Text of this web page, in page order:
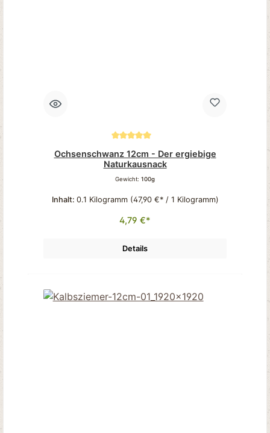
Durchschnittliche Bewertung von 5 von 5 Sternen
Ochsenschwanz 12cm - Der ergiebige
Naturkausnack
Gewicht: 100g
Inhalt: 0.1 Kilogramm (47,90 €* / 1 Kilogramm)
4,79 €*
Details